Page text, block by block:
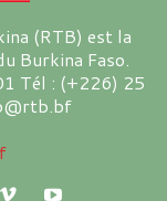
(RTB) est la
Burkina Faso.
Tél : (+226) 25